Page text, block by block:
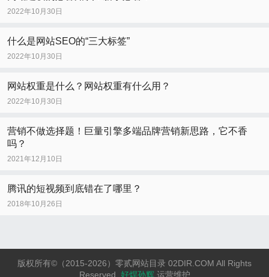
2022年10月30日
什么是网站SEO的“三大标签”
2022年10月30日
网站权重是什么？网站权重有什么用？
2022年10月30日
营销不做选择题！巨量引擎多端品牌营销新思路，它不香
吗？
2021年12月10日
腾讯的短视频到底错在了哪里？
2018年10月26日
版权所有©（2015-2026）零贰网站目录 02DIR.COM All Rights
Reserved. 好焊孙辉 运营维护